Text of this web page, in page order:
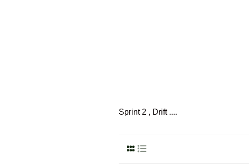
Sprint 2 , Drift ....